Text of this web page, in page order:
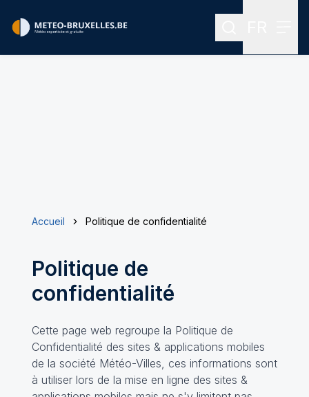
Rechercher
Accueil Politique de confidentialité
Politique de
confidentialité
Cette page web regroupe la Politique de
Confidentialité des sites & applications mobiles
de la société Météo-Villes, ces informations sont
à utiliser lors de la mise en ligne des sites &